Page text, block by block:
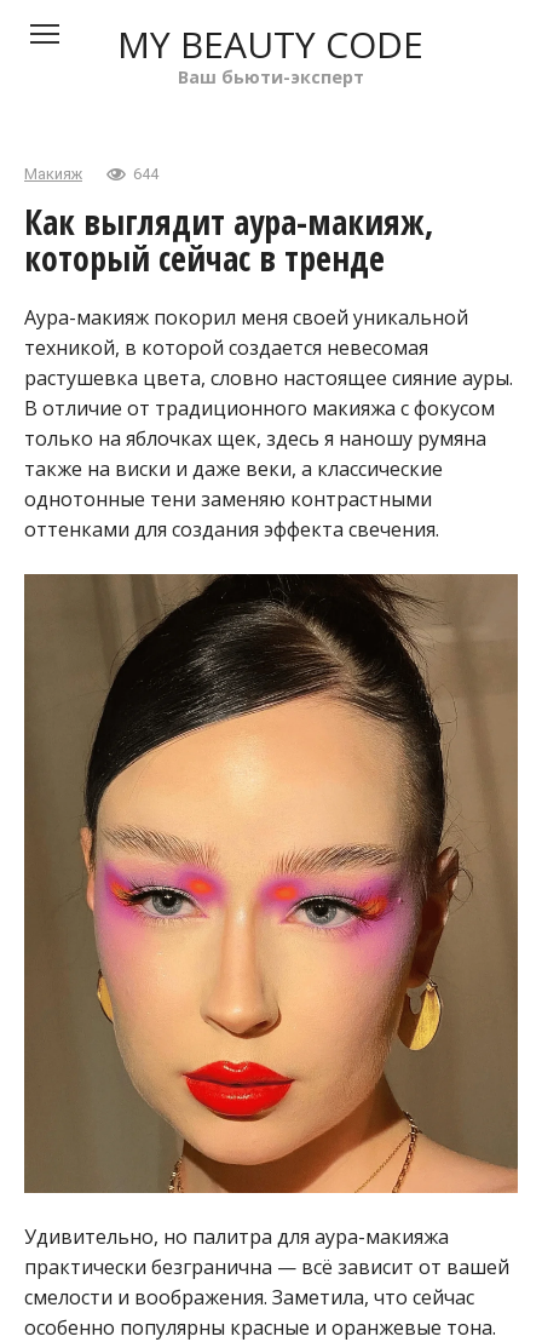
MY BEAUTY CODE
Ваш бьюти-эксперт
Макияж 644
Как выглядит аура-макияж,
который сейчас в тренде
Аура-макияж покорил меня своей уникальной
техникой, в которой создается невесомая
растушевка цвета, словно настоящее сияние ауры.
В отличие от традиционного макияжа с фокусом
только на яблочках щек, здесь я наношу румяна
также на виски и даже веки, а классические
однотонные тени заменяю контрастными
оттенками для создания эффекта свечения.
Удивительно, но палитра для аура-макияжа
практически безгранична — всё зависит от вашей
смелости и воображения. Заметила, что сейчас
особенно популярны красные и оранжевые тона.